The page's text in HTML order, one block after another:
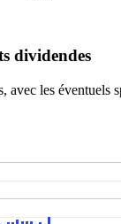
dividendes
avec les éventuels